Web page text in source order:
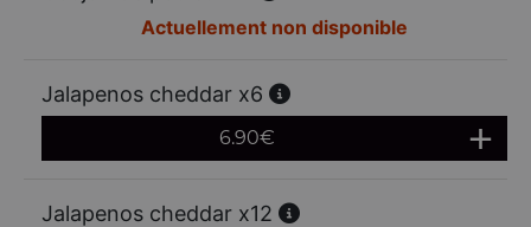
Actuellement non disponible
Jalapenos cheddar x6
6.90€
Jalapenos cheddar x12